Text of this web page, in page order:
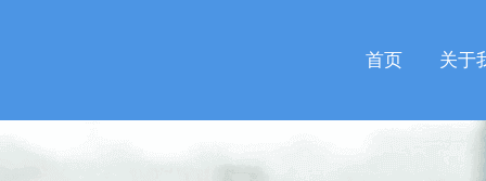
首页 关于